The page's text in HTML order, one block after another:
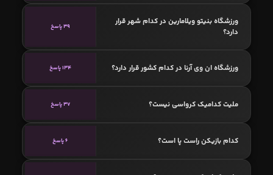
ورزشگاه بنیتو ویلامارین در کدام شهر قرار
دارد؟
39 پاسخ
ورزشگاه ان وی آرنا در کدام کشور قرار دارد؟ 134 پاسخ
ملیت کدامیک کرواسی نیست؟ 37 پاسخ
کدام بازیکن راست پا است؟ 6 پاسخ